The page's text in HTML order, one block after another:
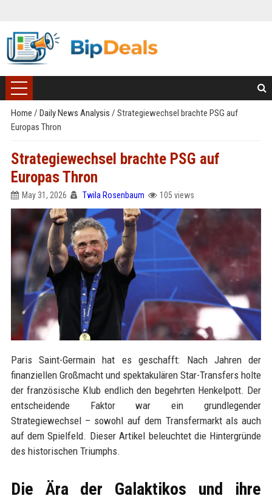
Home / Daily News Analysis / Strategiewechsel brachte PSG auf
Europas Thron
Strategiewechsel brachte PSG auf
Europas Thron
May 31, 2026 Twila Rosenbaum 105 views
Paris Saint-Germain hat es geschafft: Nach Jahren der
finanziellen Großmacht und spektakulären Star-Transfers holte
der französische Klub endlich den begehrten Henkelpott. Der
entscheidende Faktor war ein grundlegender
Strategiewechsel – sowohl auf dem Transfermarkt als auch
auf dem Spielfeld. Dieser Artikel beleuchtet die Hintergründe
des historischen Triumphs.
Die Ära der Galaktikos und ihre